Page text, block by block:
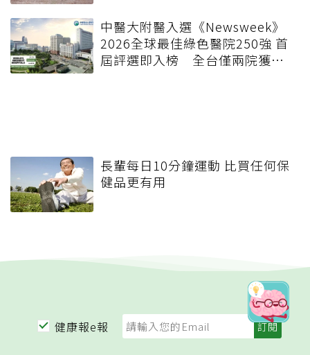
中醫大附醫入選《Newsweek》
2026全球最佳綠色醫院250強 首
屆評選即入榜 全台僅兩院獲
長輩每日10分鐘運動 比買任何保
健品更有用
健康報e報